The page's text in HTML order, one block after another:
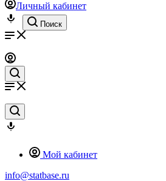
Личный кабинет
Поиск
Мой кабинет
info@statbase.ru